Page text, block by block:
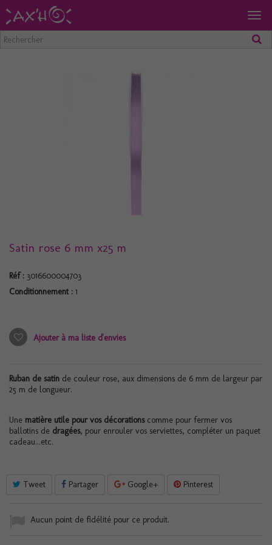
Satin rose 6 mm x25 m
Réf : 3016600004703
Conditionnement : 1
Ajouter à ma liste d'envies
Ruban de satin de couleur rose, aux dimensions de 6 mm de largeur par
25 m de longueur.
Une matière utile pour vos décorationscomme pour fermer vos
ballotins de dragées, pour enrouler vos serviettes, compléter un paquet
cadeau...etc.
Tweet Partager Google+ Pinterest
Aucun point de fidélité pour ce produit.